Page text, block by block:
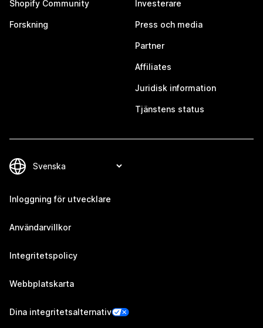
Shopify Community
Forskning
Investerare
Press och media
Partner
Affiliates
Juridisk information
Tjänstens status
Inloggning för utvecklare
Användarvillkor
Integritetspolicy
Webbplatskarta
Dina integritetsalternativ